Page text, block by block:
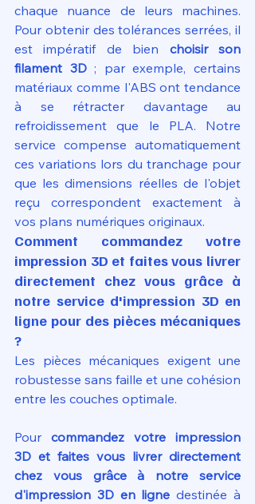
chaque nuance de leurs machines.
Pour obtenir des tolérances serrées, il
est impératif de bien choisir son
filament 3D ; par exemple, certains
matériaux comme l'ABS ont tendance
à se rétracter davantage au
refroidissement que le PLA. Notre
service compense automatiquement
ces variations lors du tranchage pour
que les dimensions réelles de l'objet
reçu correspondent exactement à
vos plans numériques originaux.
Comment commandez votre
impression 3D et faites vous livrer
directement chez vous grâce à
notre service d'impression 3D en
ligne pour des pièces mécaniques
?
Les pièces mécaniques exigent une
robustesse sans faille et une cohésion
entre les couches optimale.
Pour commandez votre impression
3D et faites vous livrer directement
chez vous grâce à notre service
d'impression 3D en ligne destinée à